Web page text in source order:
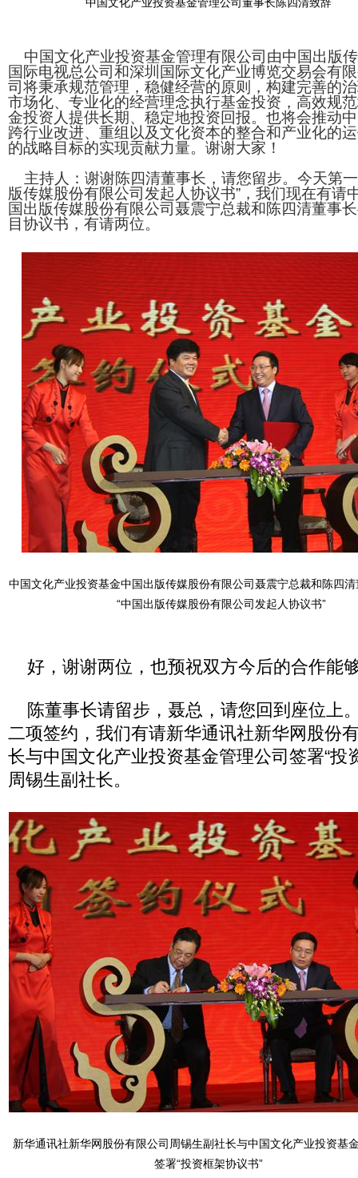
中国文化产业投资基金管理有限公司由中国出版
国际电视总公司和深圳国际文化产业博览交易会有
司将秉承规范管理，稳健经营的原则，构建完善的
市场化、专业化的经营理念执行基金投资，高效规
金投资人提供长期、稳定地投资回报。也将会推动
跨行业改进、重组以及文化资本的整合和产业化的
的战略目标的实现贡献力量。谢谢大家！
主持人：谢谢陈四清董事长，请您留步。今天第
版传媒股份有限公司发起人协议书”，我们现在有请
国出版传媒股份有限公司聂震宁总裁和陈四清董事
目协议书，有请两位。
中国文化产业投资基金中国出版传媒股份有限公司聂震宁总裁和陈四
“中国出版传媒股份有限公司发起人协议书”
好，谢谢两位，也预祝双方今后的合作能
陈董事长请留步，聂总，请您回到座位上
二项签约，我们有请新华通讯社新华网股份
长与中国文化产业投资基金管理公司签署“投
周锡生副社长。
新华通讯社新华网股份有限公司周锡生副社长与中国文化产业投资基
签署“投资框架协议书”